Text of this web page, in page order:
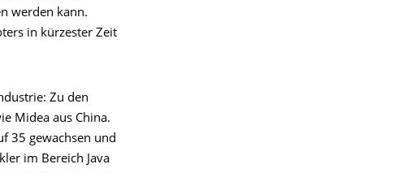
werden kann.
in kürzester Zeit
Zu den
Midea aus China.
35 gewachsen und
im Bereich Java